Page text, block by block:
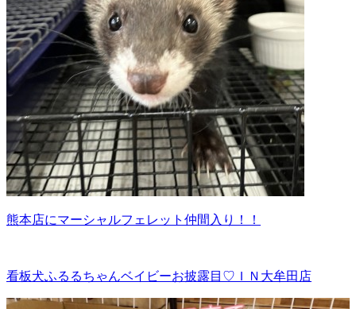
熊本店にマーシャルフェレット仲間入り！！
看板犬ふるるちゃんベイビーお披露目♡ＩＮ大牟田店